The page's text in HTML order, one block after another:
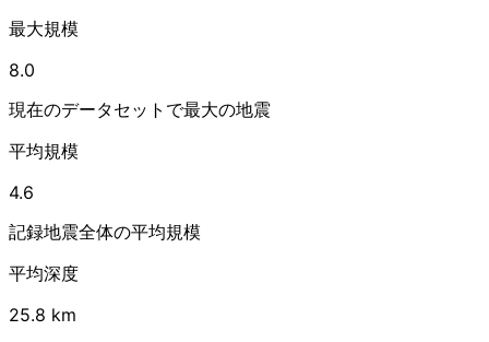
最大規模
8.0
現在のデータセットで最大の地震
平均規模
4.6
記録地震全体の平均規模
平均深度
25.8 km